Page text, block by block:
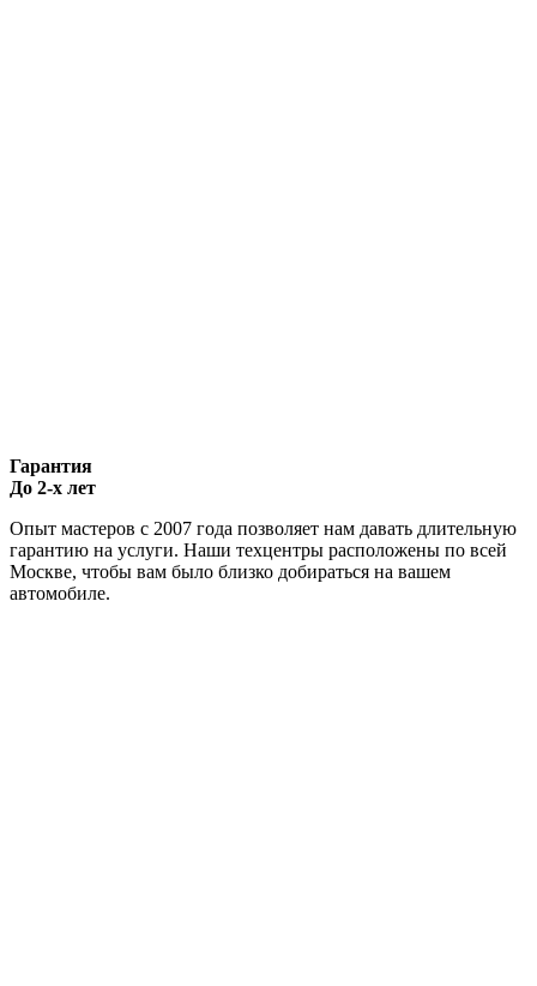
Гарантия
До 2-х лет
Опыт мастеров с 2007 года позволяет нам давать длительную
гарантию на услуги. Наши техцентры расположены по всей
Москве, чтобы вам было близко добираться на вашем
автомобиле.